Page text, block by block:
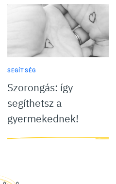
SEGÍTSÉG
Szorongás: így
segíthetsz a
gyermekednek!